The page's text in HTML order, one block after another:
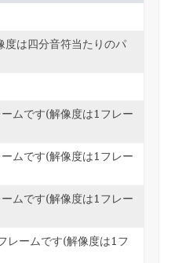
度は四分音符当たりのパ
ムです(解像度は1フレー
ムです(解像度は1フレー
ムです(解像度は1フレー
レームです(解像度は1フ